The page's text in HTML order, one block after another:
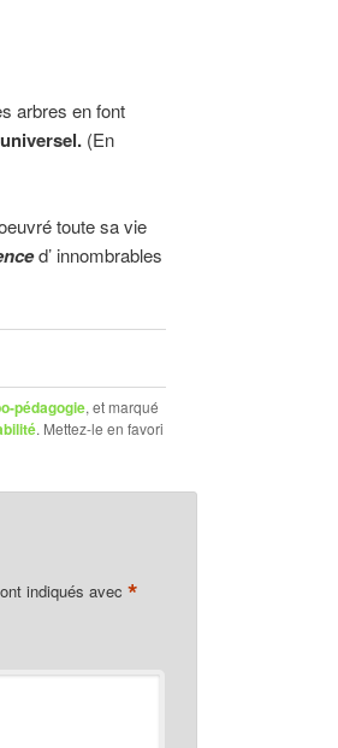
arbres en font
(En
toute sa vie
d’ innombrables
pédagogie, et marqué
. Mettez-le en favori
indiqués avec *